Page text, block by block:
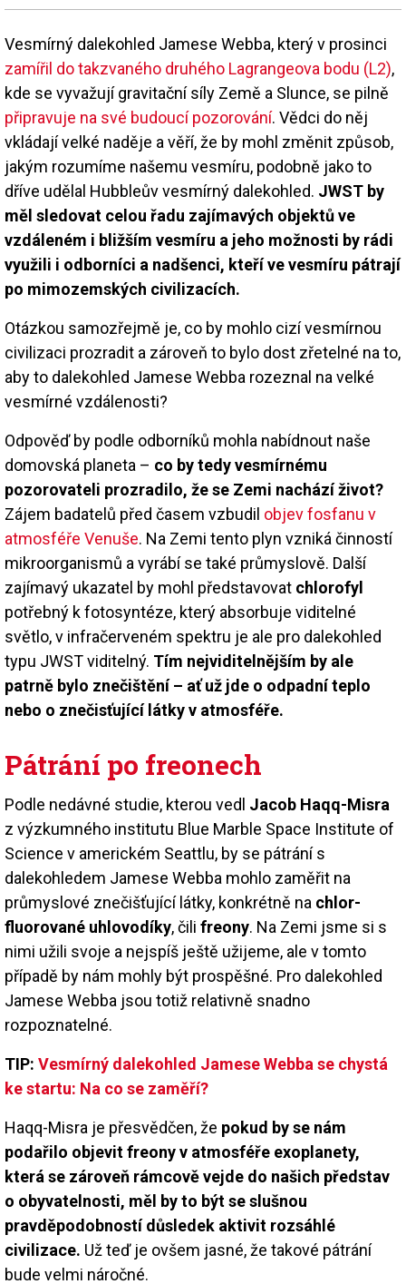
Vesmírný dalekohled Jamese Webba, který v prosinci
zamířil do takzvaného druhého Lagrangeova bodu (L2),
kde se vyvažují gravitační síly Země a Slunce, se pilně
připravuje na své budoucí pozorování. Vědci do něj
vkládají velké naděje a věří, že by mohl změnit způsob,
jakým rozumíme našemu vesmíru, podobně jako to
dříve udělal Hubbleův vesmírný dalekohled. JWST by
měl sledovat celou řadu zajímavých objektů ve
vzdáleném i bližším vesmíru a jeho možnosti by rádi
využili i odborníci a nadšenci, kteří ve vesmíru pátrají
po mimozemských civilizacích.
Otázkou samozřejmě je, co by mohlo cizí vesmírnou
civilizaci prozradit a zároveň to bylo dost zřetelné na to,
aby to dalekohled Jamese Webba rozeznal na velké
vesmírné vzdálenosti?
Odpověď by podle odborníků mohla nabídnout naše
domovská planeta – co by tedy vesmírnému
pozorovateli prozradilo, že se Zemi nachází život?
Zájem badatelů před časem vzbudil objev fosfanu v
atmosféře Venuše. Na Zemi tento plyn vzniká činností
mikroorganismů a vyrábí se také průmyslově. Další
zajímavý ukazatel by mohl představovat chlorofyl
potřebný k fotosyntéze, který absorbuje viditelné
světlo, v infračerveném spektru je ale pro dalekohled
typu JWST viditelný. Tím nejviditelnějším by ale
patrně bylo znečištění – ať už jde o odpadní teplo
nebo o znečisťující látky v atmosféře.
Pátrání po freonech
Podle nedávné studie, kterou vedl Jacob Haqq-Misra
z výzkumného institutu Blue Marble Space Institute of
Science v americkém Seattlu, by se pátrání s
dalekohledem Jamese Webba mohlo zaměřit na
průmyslové znečišťující látky, konkrétně na chlor-
fluorované uhlovodíky, čili freony. Na Zemi jsme si s
nimi užili svoje a nejspíš ještě užijeme, ale v tomto
případě by nám mohly být prospěšné. Pro dalekohled
Jamese Webba jsou totiž relativně snadno
rozpoznatelné.
TIP: Vesmírný dalekohled Jamese Webba se chystá
ke startu: Na co se zaměří?
Haqq-Misra je přesvědčen, že pokud by se nám
podařilo objevit freony v atmosféře exoplanety,
která se zároveň rámcově vejde do našich představ
o obyvatelnosti, měl by to být se slušnou
pravděpodobností důsledek aktivit rozsáhlé
civilizace. Už teď je ovšem jasné, že takové pátrání
bude velmi náročné.